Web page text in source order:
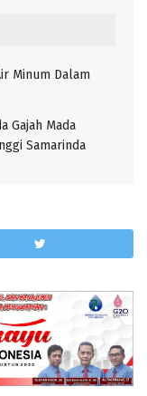
Minum Dalam
Gajah Mada
Samarinda